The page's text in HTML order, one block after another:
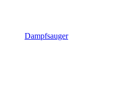
Dampfsauger